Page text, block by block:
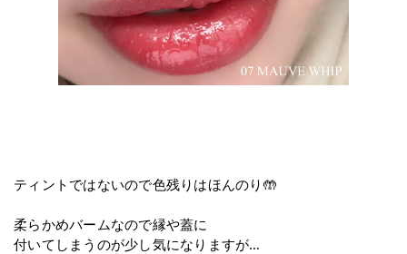
ティントではないので色残りはほんのり🤲
柔らかめバームなので縁や蓋に
付いてしまうのが少し気になりますが…